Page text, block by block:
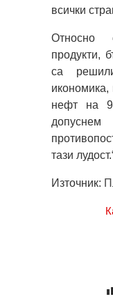
всички
Относно
продукти,
са
икономика,
нефт на
тази
Източник: